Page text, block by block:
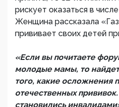
рискует оказаться в
Женщина рассказала
прививает своих детей
«Если вы почитаете
молодые мамы, то
того, какие осложнения
отечественных
становились